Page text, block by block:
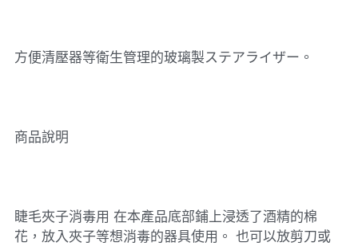
方便清壓器等衛生管理的玻璃製ステアライザー。
商品說明
睫毛夾子消毒用 在本產品底部鋪上浸透了酒精的棉
花，放入夾子等想消毒的器具使用。 也可以放剪刀或